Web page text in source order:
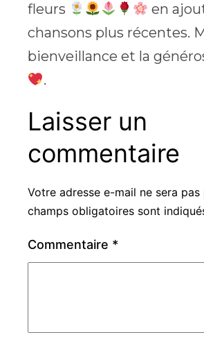
fleurs
en
chansons plus récentes.
bienveillance et la
.
Laisser un
commentaire
Votre adresse e-mail ne sera pas
champs obligatoires sont
Commentaire *